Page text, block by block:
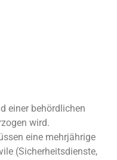
wird.
eine mehrjährige
(Sicherheitsdienste,